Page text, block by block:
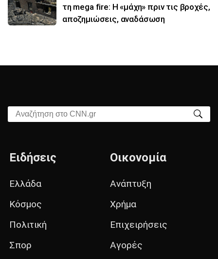
τη mega fire: Η «μάχη» πριν τις βροχές,
αποζημιώσεις, αναδάσωση
Αναζήτηση στο CNN.gr
Ειδήσεις
Ελλάδα
Κόσμος
Πολιτική
Σπορ
Οικονομία
Ανάπτυξη
Χρήμα
Επιχειρήσεις
Αγορές